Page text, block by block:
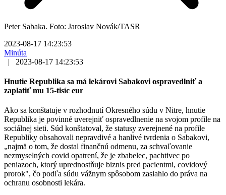
Peter Sabaka. Foto: Jaroslav Novák/TASR
2023-08-17 14:23:53
Minúta
|
2023-08-17 14:23:53
Hnutie Republika sa má lekárovi Sabakovi ospravedlniť a
zaplatiť mu 15-tisíc eur
Ako sa konštatuje v rozhodnutí Okresného súdu v Nitre, hnutie
Republika je povinné uverejniť ospravedlnenie na svojom profile na
sociálnej sieti. Súd konštatoval, že statusy zverejnené na profile
Republiky obsahovali nepravdivé a hanlivé tvrdenia o Sabakovi,
„najmä o tom, že dostal finančnú odmenu, za schvaľovanie
nezmyselných covid opatrení, že je zbabelec, pachtivec po
peniazoch, ktorý uprednostňuje biznis pred pacientmi, covidový
prorok", čo podľa súdu vážnym spôsobom zasiahlo do práva na
ochranu osobnosti lekára.